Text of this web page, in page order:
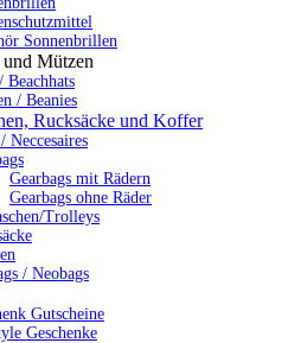
Sonnenbrillen
Mützen
Beachhats
/ Beanies
Rucksäcke und Koffer
Neccesaires
Gearbags mit Rädern
Gearbags ohne Räder
Trolleys
/ Neobags
Gutscheine
Geschenke